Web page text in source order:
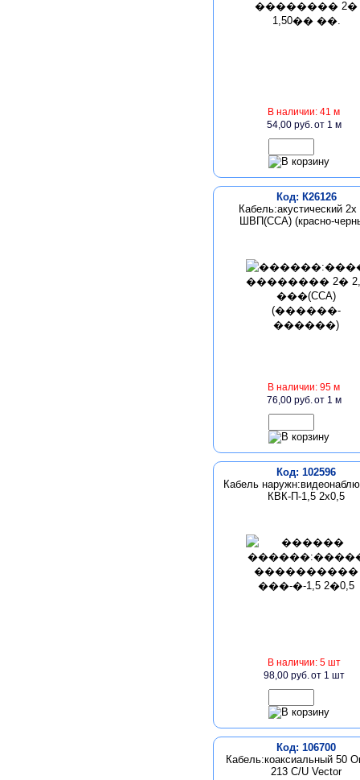
В наличии: 41 м
54,00 руб.от 1 м
Код: К26126
Кабель:акустический 2х
ШВП(CCA) (красно-
В наличии: 95 м
76,00 руб.от 1 м
Код: 102596
Кабель
КВК-П-1,5 2х0,5
В наличии: 5 шт
98,00 руб.от 1 шт
Код: 106700
Кабель:коаксиальный 50
213 C/U Vector